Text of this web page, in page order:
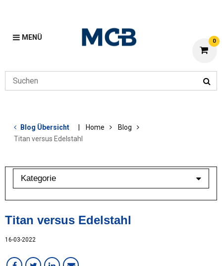
MENÜ 0
Blog Übersicht Home
Blog
Titan versus Edelstahl
Kategorie
Edelstahl
Lean
Titan versus Edelstahl
16-03-2022